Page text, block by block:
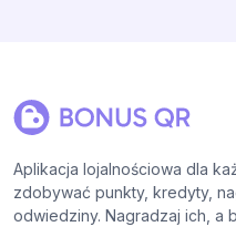
Aplikacja lojalnościowa dla
zdobywać punkty, kredyty,
odwiedziny. Nagradzaj ich, a